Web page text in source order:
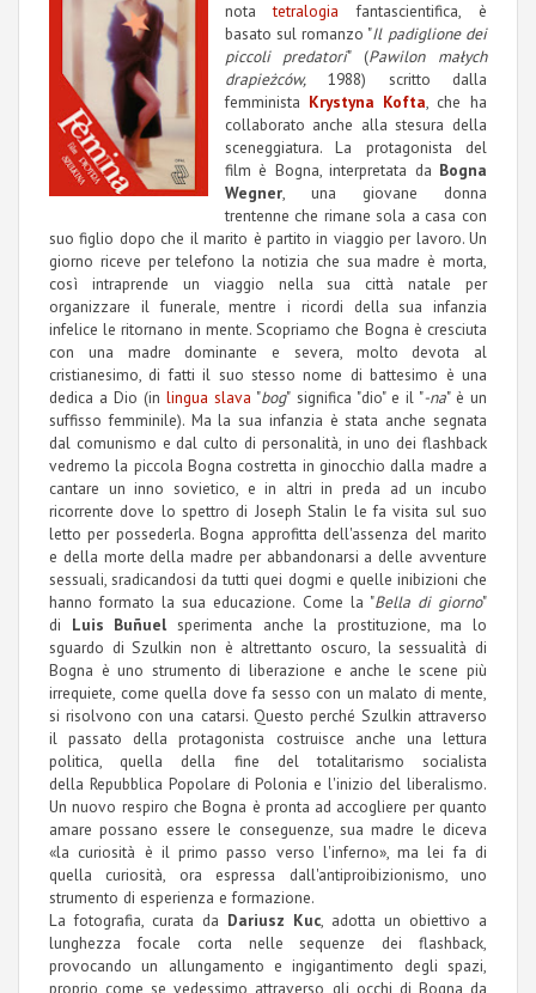
notatetralogia fantascientifica, è
basato sul romanzo "Il padiglione dei
piccoli predatori" (Pawilon małych
drapieżców,1988) scritto dalla
femminista Krystyna Kofta, che ha
collaborato anche alla stesura della
sceneggiatura. La protagonista del
film è Bogna, interpretata da Bogna
Wegner, una giovane donna
trentenne che rimane sola a casa con
suo figlio dopo che il marito è partito in viaggio per lavoro. Un
giorno riceve per telefono la notizia che sua madre è morta,
così intraprende un viaggio nella sua città natale per
organizzare il funerale, mentre i ricordi della sua infanzia
infelice le ritornano in mente. Scopriamo che Bogna è cresciuta
con una madre dominante e severa, molto devota al
cristianesimo, di fatti il suo stesso nome di battesimo è una
dedica a Dio (inlingua slava "bog" significa "dio" e il "-na" è un
suffisso femminile). Ma la sua infanzia è stata anche segnata
dal comunismo e dal culto di personalità, in uno dei flashback
vedremo la piccola Bogna costretta in ginocchio dalla madre a
cantare un inno sovietico, e in altri in preda ad un incubo
ricorrente dove lo spettro di Joseph Stalin le fa visita sul suo
letto per possederla. Bogna approfitta dell'assenza del marito
e della morte della madre per abbandonarsi a delle avventure
sessuali, sradicandosi da tutti quei dogmi e quelle inibizioni che
hanno formato la sua educazione. Come la "Bella di giorno"
di Luis Buñuelsperimenta anche la prostituzione, ma lo
sguardo di Szulkin non è altrettanto oscuro, la sessualità di
Bogna è uno strumento di liberazione e anche le scene più
irrequiete, come quella dove fa sesso con un malato di mente,
si risolvono con una catarsi. Questo perché Szulkin attraverso
il passato della protagonista costruisce anche una lettura
politica, quella della fine del totalitarismo socialista
della Repubblica Popolare di Polonia e l'inizio del liberalismo.
Un nuovo respiro che Bogna è pronta ad accogliere per quanto
amare possano essere le conseguenze, sua madre le diceva
«la curiosità è il primo passo verso l'inferno», ma lei fa di
quella curiosità, ora espressa dall'antiproibizionismo, uno
strumento di esperienza e formazione.
La fotografia, curata da Dariusz Kuc, adotta un obiettivo a
lunghezza focale corta nelle sequenze dei flashback,
provocando un allungamento e ingigantimento degli spazi,